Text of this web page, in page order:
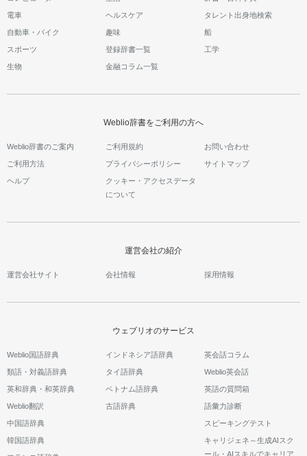
電車 ヘルスケア タレント出身地検索
自動車・バイク 趣味 船
スポーツ 登録辞書一覧 工学
生物 金融コラム一覧
Weblio辞書をご利用の方へ
Weblio辞書のご案内 ご利用規約 お問い合わせ
ご利用方法 プライバシーポリシー サイトマップ
ヘルプ
クッキー・アクセスデータ
について
運営会社の紹介
運営会社サイト 会社情報 採用情報
ウェブリオのサービス
Weblio国語辞典
類語・対義語辞典
英和辞典・和英辞典
Weblio翻訳
中国語辞典
韓国語辞典
インドネシア語辞典
タイ語辞典
ベトナム語辞典
古語辞典
英会話コラム
Weblio英会話
英語の質問箱
語彙力診断
スピーキングテスト
キャリジェネ～生成AIスク
ール・AIスキルでキャリア